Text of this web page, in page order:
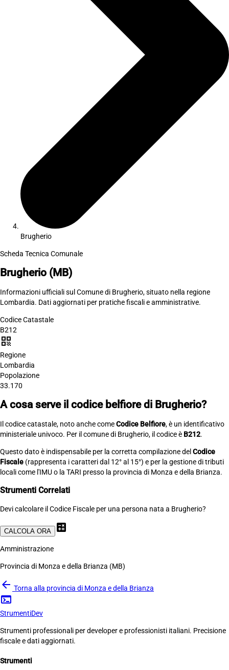
Brugherio
Scheda Tecnica Comunale
Brugherio (MB)
Informazioni ufficiali sul Comune di Brugherio, situato nella regione
Lombardia. Dati aggiornati per pratiche fiscali e amministrative.
Codice Catastale
B212
qr_code
Regione
Lombardia
Popolazione
33.170
A cosa serve il codice belfiore di Brugherio?
Il codice catastale, noto anche comeCodice Belfiore, è un identificativo
ministeriale univoco. Per il comune di Brugherio, il codice è B212.
Questo dato è indispensabile per la corretta compilazione del Codice
Fiscale (rappresenta i caratteri dal 12° al 15°) e per la gestione di tributi
locali come l'IMU o la TARI presso la provincia di Monza e della Brianza.
Strumenti Correlati
Devi calcolare il Codice Fiscale per una persona nata a Brugherio?
CALCOLA ORA calculate
Amministrazione
Provincia di Monza e della Brianza (MB)
arrow_back Torna alla provincia di Monza e della Brianza
terminal
StrumentiDev
Strumenti professionali per developer e professionisti italiani. Precisione
fiscale e dati aggiornati.
Strumenti